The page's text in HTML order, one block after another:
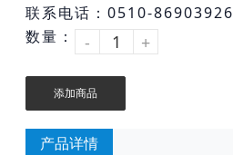
联系电话：0510-86903926
数量：
- +
添加商品
产品详情